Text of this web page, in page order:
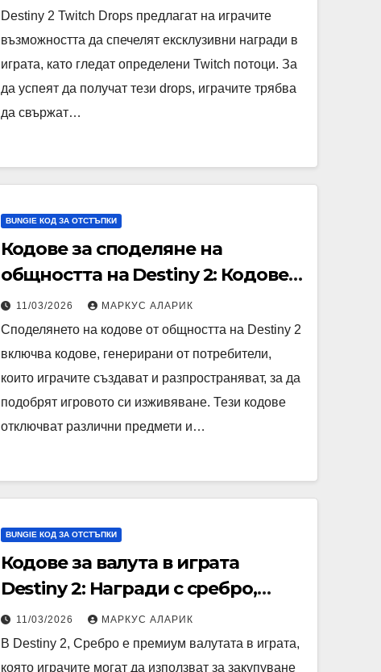
Потребителски опит, Съвети от
експерти
Destiny 2 Twitch Drops предлагат на играчите
възможността да спечелят ексклузивни награди в
играта, като гледат определени Twitch потоци. За
да успеят да получат тези drops, играчите трябва
да свържат…
BUNGIE КОД ЗА ОТСТЪПКИ
Кодове за споделяне на
общността на Destiny 2: Кодове,
генерирани от потребители,
Платформи за споделяне,
Етикет при заявяване
11/03/2026 МАРКУС АЛАРИК
Споделянето на кодове от общността на Destiny 2
включва кодове, генерирани от потребители,
които играчите създават и разпространяват, за да
подобрят игровото си изживяване. Тези кодове
отключват различни предмети и…
BUNGIE КОД ЗА ОТСТЪПКИ
Кодове за валута в играта
Destiny 2: Награди с сребро,
лимити на валута, ограничения
за употреба
11/03/2026 МАРКУС АЛАРИК
В Destiny 2, Сребро е премиум валутата в играта,
която играчите могат да използват за закупуване